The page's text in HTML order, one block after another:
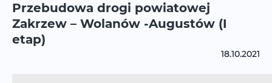
Przebudowa drogi powiatowej
Zakrzew – Wolanów -Augustów (I
etap)
18.10.2021